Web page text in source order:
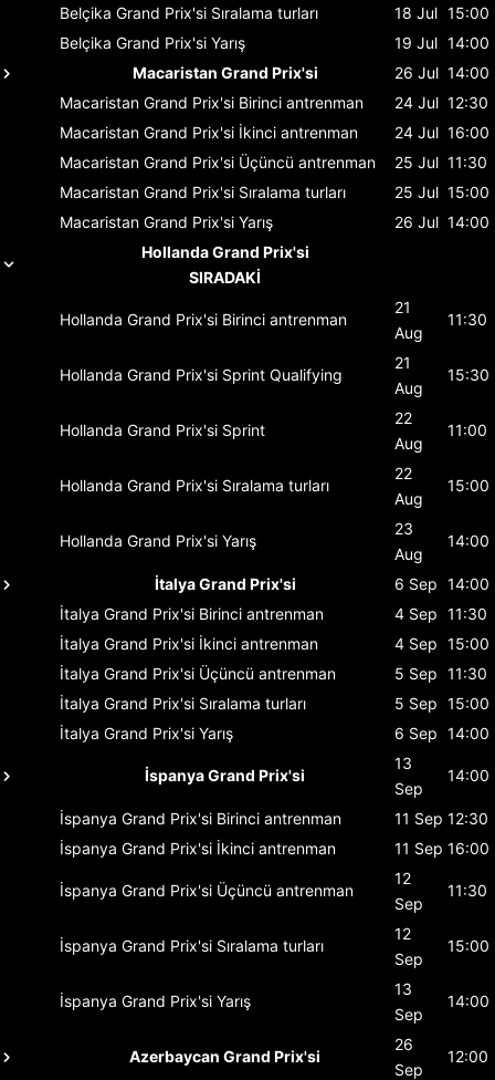
Belçika Grand Prix'si Sıralama turları 18 Jul 15:00
Belçika Grand Prix'si Yarış 19 Jul 14:00
Macaristan Grand Prix'si
26 Jul 14:00
Macaristan Grand Prix'si Birinci antrenman 24 Jul 12:30
Macaristan Grand Prix'si İkinci antrenman 24 Jul 16:00
Macaristan Grand Prix'si Üçüncü antrenman 25 Jul 11:30
Macaristan Grand Prix'si Sıralama turları 25 Jul 15:00
Macaristan Grand Prix'si Yarış 26 Jul 14:00
Hollanda Grand Prix'si
SIRADAKİ
Hollanda Grand Prix'si Birinci antrenman
21
Aug
11:30
Hollanda Grand Prix'si Sprint Qualifying
21
Aug
15:30
Hollanda Grand Prix'si Sprint
22
Aug
11:00
Hollanda Grand Prix'si Sıralama turları
22
Aug
15:00
Hollanda Grand Prix'si Yarış
23
Aug
14:00
İtalya Grand Prix'si 6 Sep 14:00
İtalya Grand Prix'si Birinci antrenman 4 Sep 11:30
İtalya Grand Prix'si İkinci antrenman 4 Sep 15:00
İtalya Grand Prix'si Üçüncü antrenman 5 Sep 11:30
İtalya Grand Prix'si Sıralama turları 5 Sep 15:00
İtalya Grand Prix'si Yarış 6 Sep 14:00
İspanya Grand Prix'si
13
Sep
14:00
İspanya Grand Prix'si Birinci antrenman 11 Sep 12:30
İspanya Grand Prix'si İkinci antrenman 11 Sep 16:00
İspanya Grand Prix'si Üçüncü antrenman
12
Sep
11:30
İspanya Grand Prix'si Sıralama turları
12
Sep
15:00
İspanya Grand Prix'si Yarış
13
Sep
14:00
Azerbaycan Grand Prix'si
26
Sep
12:00